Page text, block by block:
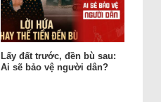
Lấy đất trước, đền bù sau:
Ai sẽ bảo vệ người dân?